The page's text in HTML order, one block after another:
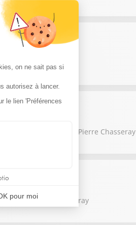
Chasseray
la chronique de Pierre Chasseray
de Pierre Chasseray